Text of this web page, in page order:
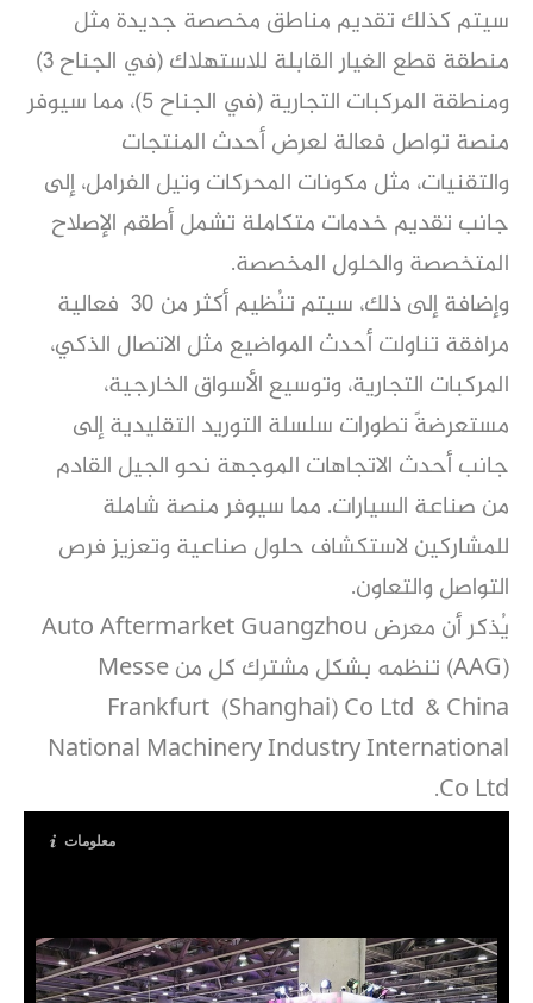
سيتم كذلك تقديم مناطق مخصصة جديدة مثل
منطقة قطع الغيار القابلة للاستهلاك (في الجناح 3)
ومنطقة المركبات التجارية (في الجناح 5)، مما سيوفر
منصة تواصل فعالة لعرض أحدث المنتجات
والتقنيات، مثل مكونات المحركات وتيل الفرامل، إلى
جانب تقديم خدمات متكاملة تشمل أطقم الإصلاح
المتخصصة والحلول المخصصة.
وإضافة إلى ذلك، سيتم تنُظيم أكثر من 30 فعالية
مرافقة تناولت أحدث المواضيع مثل الاتصال الذكي،
المركبات التجارية، وتوسيع الأسواق الخارجية،
مستعرضةً تطورات سلسلة التوريد التقليدية إلى
جانب أحدث الاتجاهات الموجهة نحو الجيل القادم
من صناعة السيارات. مما سيوفر منصة شاملة
للمشاركين لاستكشاف حلول صناعية وتعزيز فرص
التواصل والتعاون.
يُذكر أن معرض Auto Aftermarket Guangzhou
(AAG) تنظمه بشكل مشترك كل من Messe
Frankfurt (Shanghai) Co Ltd & China
National Machinery Industry International
Co Ltd.
معلومات